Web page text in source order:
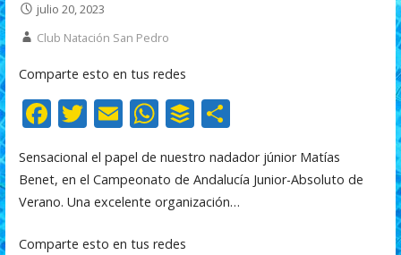
julio 20, 2023
Club Natación San Pedro
Comparte esto en tus redes
F
e
b
T
w
itt
er
E
m
ai
l
W
at
s
B
f
er
C
o
m
p
Sensacional el papel de nuestro nadador júnior Matías
Benet, en el Campeonato de Andalucía Junior-Absoluto de
Verano. Una excelente organización…
Comparte esto en tus redes